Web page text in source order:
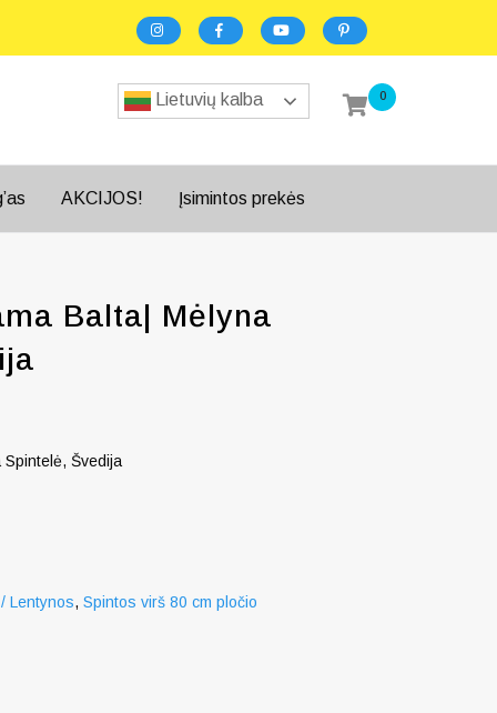
Lietuvių kalba 0
AKCIJOS! Įsimintos prekės
Balta| Mėlyna
Spintelė, Švedija
Lentynos,Spintos virš 80 cm pločio